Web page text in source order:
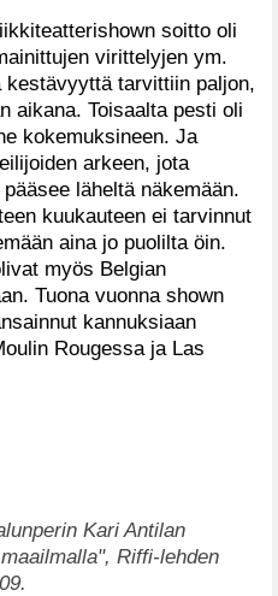
soitto oli
virittelyjen ym.
tarvittiin paljon,
aikana. Toisaalta pesti oli
kokemuksineen. Ja
arkeen, jota
läheltä näkemään.
kuukauteen ei tarvinnut
aina jo puolilta öin.
myös Belgian
Tuona vuonna shown
kannuksiaan
Rougessa ja Las
Kari Antilan
Riffi-lehden